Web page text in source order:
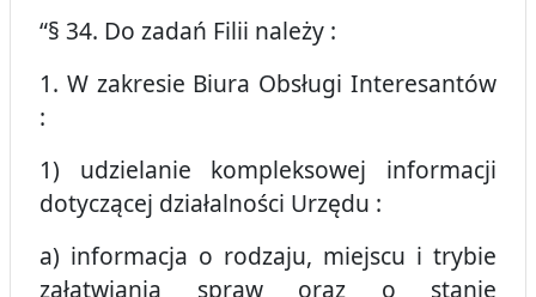
“§ 34. Do zadań Filii należy :
1. W zakresie Biura Obsługi Interesantów
:
1) udzielanie kompleksowej informacji
dotyczącej działalności Urzędu :
a) informacja o rodzaju, miejscu i trybie
załatwiania spraw oraz o stanie